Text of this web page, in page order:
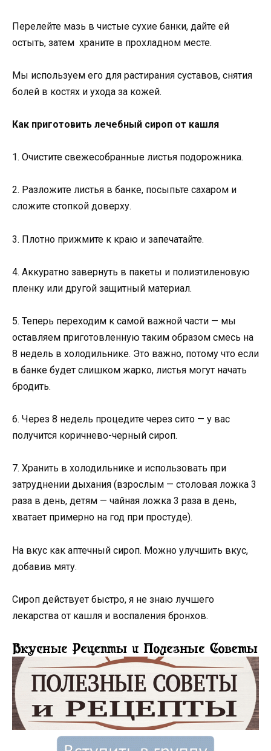
Перелейте мазь в чистые сухие банки, дайте ей
остыть, затем храните в прохладном месте.
Мы используем его для растирания суставов, снятия
болей в костях и ухода за кожей.
Как приготовить лечебный сироп от кашля
1. Очистите свежесобранные листья подорожника.
2. Разложите листья в банке, посыпьте сахаром и
сложите стопкой доверху.
3. Плотно прижмите к краю и запечатайте.
4. Аккуратно завернуть в пакеты и полиэтиленовую
пленку или другой защитный материал.
5. Теперь переходим к самой важной части — мы
оставляем приготовленную таким образом смесь на
8 недель в холодильнике. Это важно, потому что если
в банке будет слишком жарко, листья могут начать
бродить.
6. Через 8 недель процедите через сито — у вас
получится коричнево-черный сироп.
7. Хранить в холодильнике и использовать при
затруднении дыхания (взрослым — столовая ложка 3
раза в день, детям — чайная ложка 3 раза в день,
хватает примерно на год при простуде).
На вкус как аптечный сироп. Можно улучшить вкус,
добавив мяту.
Сироп действует быстро, я не знаю лучшего
лекарства от кашля и воспаления бронхов.